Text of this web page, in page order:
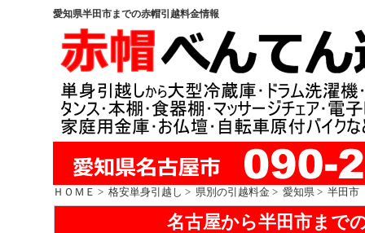
愛知県半田市までの赤帽引越料金情報
ＨＯＭＥ > 格安単身引越し > 県別の引越料金 > 愛知県 > 半田市
名古屋から半田市まで